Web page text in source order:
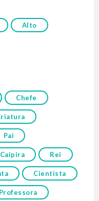
Alto
Chefe
Pai
Caipira Rei
Cientista
Professora